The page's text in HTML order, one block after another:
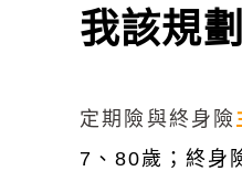
我該規
定期險與終身險
7、80歲；終身